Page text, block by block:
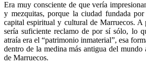
Era muy consciente de que vería
y mezquitas, porque la ciudad fundada por
capital espiritual y cultural de Marruecos. A
sería suficiente reclamo de por sí sólo, lo
atraía era el “patrimonio inmaterial”, esa
dentro de la medina más antigua del mundo
de Marruecos.